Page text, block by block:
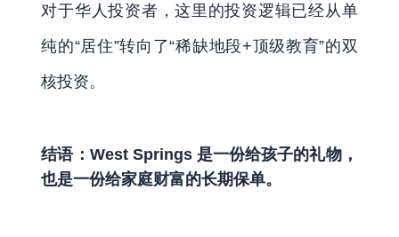
对于华人投资者，这里的投资逻辑已经从单
纯的“居住”转向了“稀缺地段+顶级教育”的双
核投资。
结语：West Springs 是一份给孩子的礼物，
也是一份给家庭财富的长期保单。